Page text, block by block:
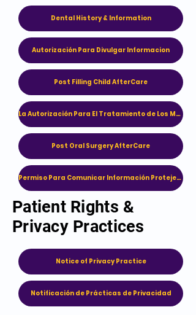
Dental History & Information
Autorización Para Divulgar Informacion
Post Filling Child AfterCare​
La Autorización Para El Tratamiento de Los Menores – Consentimiento Por Representacion
Post Oral Surgery AfterCare
Permiso Para Comunicar Información Protejeda de Salud
Patient Rights &
Privacy Practices
Notice of Privacy Practice
Notificación de Prácticas de Privacidad